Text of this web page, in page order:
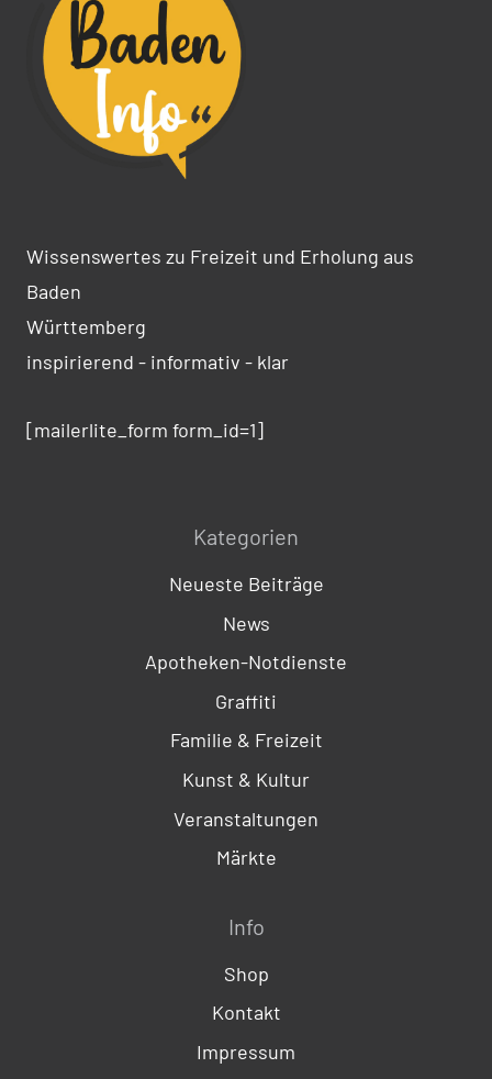
Wissenswertes zu Freizeit und Erholung aus
Baden
Württemberg
inspirierend - informativ - klar
[mailerlite_form form_id=1]
Kategorien
Neueste Beiträge
News
Apotheken-Notdienste
Graffiti
Familie & Freizeit
Kunst & Kultur
Veranstaltungen
Märkte
Info
Shop
Kontakt
Impressum